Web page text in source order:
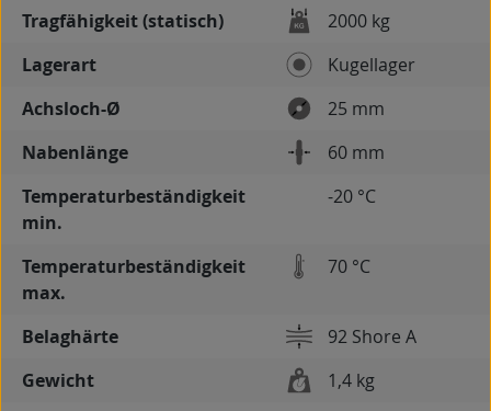
Tragfähigkeit (statisch)
2000 kg
Lagerart
Kugellager
Achsloch-Ø
25 mm
Nabenlänge
60 mm
Temperaturbeständigkeit
min.
-20 °C
Temperaturbeständigkeit
max.
70 °C
Belaghärte
92 Shore A
Gewicht
1,4 kg